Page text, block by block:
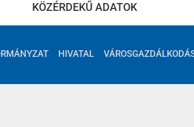
KÖZÉRDEKŰ ADATOK
HIVATAL